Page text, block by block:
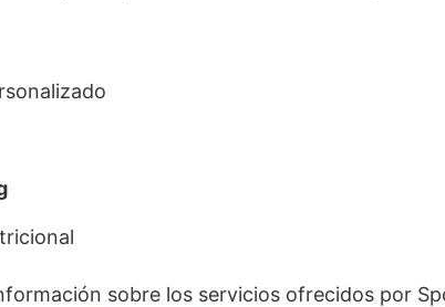
sobre los servicios ofrecidos por